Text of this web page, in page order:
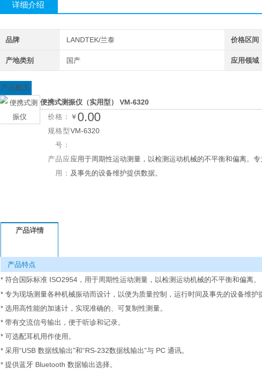
详细介绍
品牌 LANDTEK/兰泰 价格区间
产地类别 国产 应用领域
产品概况
便携式测振仪 （实用型） VM-6320
价格：
￥ 0.00
规格型
号：
VM-6320
产品应
用：
应用于周期性运动测量，以检测运动机械的不平衡和偏离。
及事先的设备维护提供数据。
产品详情
产品特点
* 符合国际标准 ISO2954，用于周期性运动测量，以检测运动机械的不平衡和偏离。
* 专为现场测量各种机械振动而设计，以便为质量控制，运行时间及事先的设备维护
* 选用高性能的加速计，实现准确的、可复制性测量。
* 带有交流信号输出，便于听诊和记录。
* 可选配耳机用作使用。
* 采用“USB 数据线输出"和“RS-232数据线输出"与 PC 通讯。
* 提供蓝牙 Bluetooth 数据输出选择。